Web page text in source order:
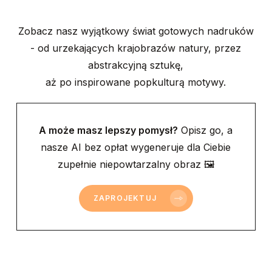
Zobacz nasz wyjątkowy świat gotowych nadruków
- od urzekających krajobrazów natury, przez
abstrakcyjną sztukę,
aż po inspirowane popkulturą motywy.
A może masz lepszy pomysł? Opisz go, a
nasze AI bez opłat wygeneruje dla Ciebie
zupełnie niepowtarzalny obraz 🖼
ZAPROJEKTUJ